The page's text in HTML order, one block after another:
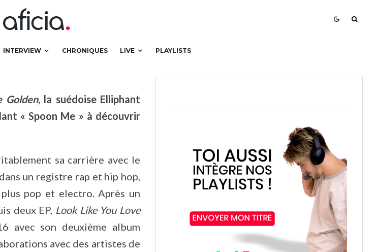
INTERVIEW CHRONIQUES LIVE PLAYLISTS
Me »
Golden, la suédoise Elliphant
« Spoon Me » à découvrir
sa carrière avec le
un registre rap et hip hop,
pop et electro. Après un
deux EP, Look Like You Love
avec son deuxième album
avec des artistes de